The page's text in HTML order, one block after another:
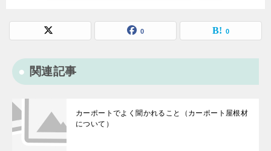
0 0
関連記事
カーポートでよく聞かれること（カーポート屋根材
について）